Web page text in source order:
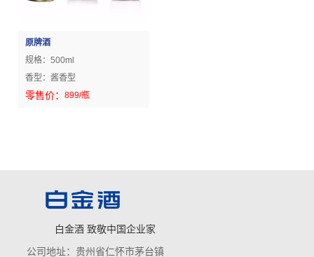
原牌酒
规格： 500ml
香型： 酱香型
零售价： 899/瓶
白金酒 致敬中国企业家
公司地址：贵州省仁怀市茅台镇